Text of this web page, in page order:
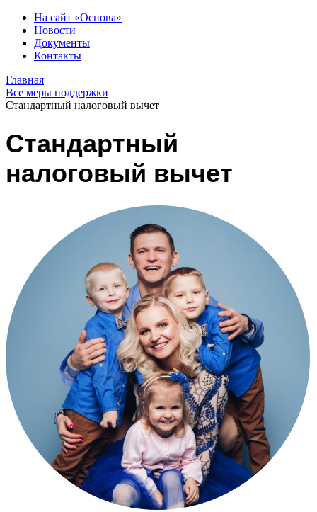
На сайт «Основа»
Новости
Документы
Контакты
Главная
Все меры поддержки
Стандартный налоговый вычет
Стандартный
налоговый вычет